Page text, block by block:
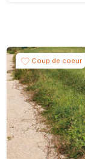
Coup de coeur